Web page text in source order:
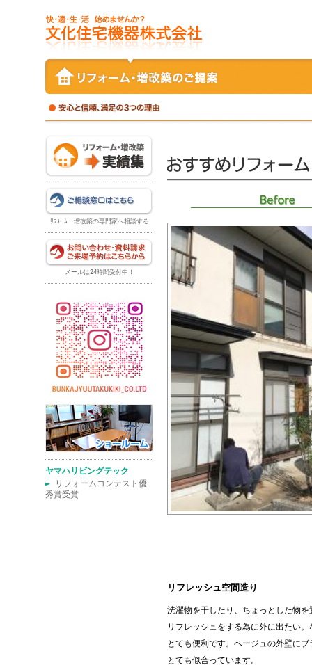
ﾘﾌｫｰﾑ・増改築の専門家へ相談する
メールは24時間受付中！
ヤマハリビングテック
►
リフォームコンテスト優
秀賞受賞
リフレッシュ空間造り
洗濯物を干したり、ちょっとした物
リフレッシュをする為に外に出たい
とても便利です。ベージュの外壁に
とても似合っています。